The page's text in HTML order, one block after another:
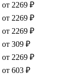
от 2269 ₽
от 2269 ₽
от 2269 ₽
от 309 ₽
от 2269 ₽
от 603 ₽